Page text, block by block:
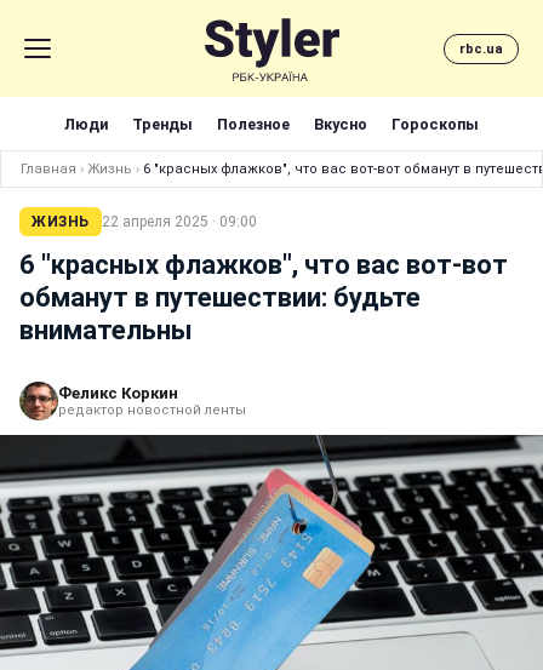
rbc.ua
Люди Тренды Полезное Вкусно Гороскопы
Главная › Жизнь › 6 "красных флажков", что вас вот-вот обманут в
ЖИЗНЬ 22 апреля 2025 · 09:00
6 "красных флажков", что вас вот-вот
обманут в путешествии: будьте
внимательны
Феликс Коркин
редактор новостной ленты